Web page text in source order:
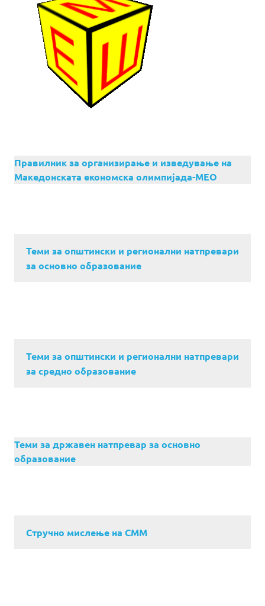
Правилник за организирање и изведување на
Македонската економска олимпијада-МЕО
Теми за општински и регионални натпревари
за основно образование
Теми за општински и регионални натпревари
за средно образование
Теми за државен натпревар за основно
образование
Стручно мислење на СММ